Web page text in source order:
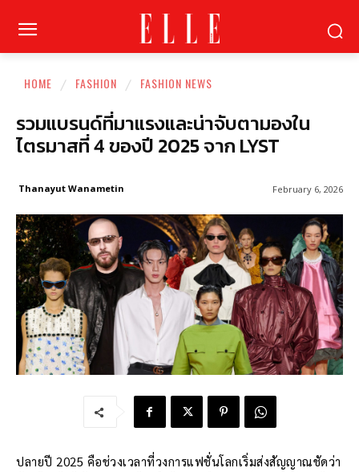
HOME FASHION FASHION NEWS
รวมแบรนด์ที่มาแรงและน่าจับตามองใน
ไตรมาสที่ 4 ของปี 2025 จาก LYST
February 6, 2026
Thanayut Wanametin
ปลายปี 2025 คือช่วงเวลาที่วงการแฟชั่นโลกเริ่มส่งสัญญาณชัดว่า